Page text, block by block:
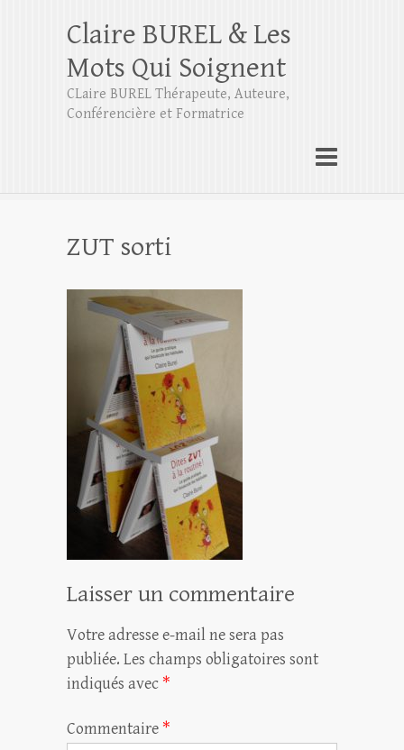
Claire BUREL & Les
Mots Qui Soignent
CLaire BUREL Thérapeute, Auteure,
Conférencière et Formatrice
ZUT sorti
Laisser un commentaire
Votre adresse e-mail ne sera pas
publiée. Les champs obligatoires sont
indiqués avec *
Commentaire *